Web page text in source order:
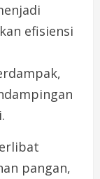
efisiensi
pangan,